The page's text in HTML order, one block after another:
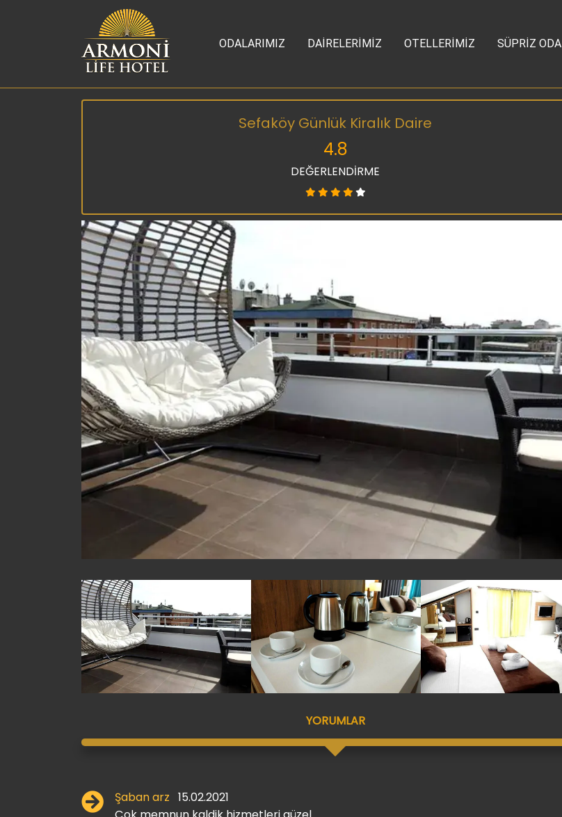
ODALARIMIZ DAİRELERİMİZ OTELLERİMİZ SÜPRİZ ODA
Sefaköy Günlük Kiralık Daire
4.8
DEĞERLENDİRME
YORUMLAR
Şaban arz 15.02.2021